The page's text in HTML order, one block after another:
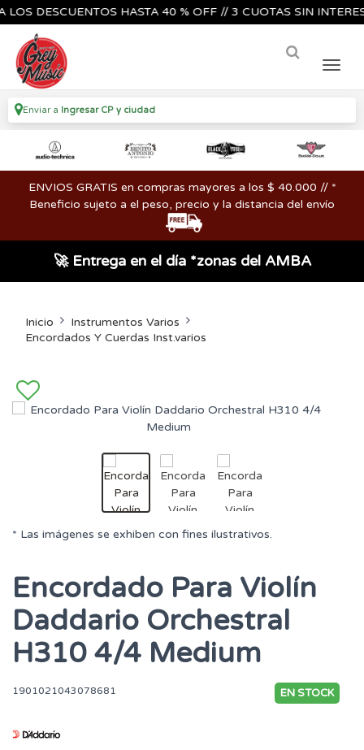
DESCUENTOS HASTA 40 % OFF // 3 CUOTAS SIN
Enviar a Ingresar CP y ciudad
ENVIOS GRATIS en compras mayores a los $ 40.000 // *
Beneficio sujeto a el peso, precio y la distancia del envío
🚀 Entrega en el día *zonas del AMBA
Inicio
Instrumentos Varios
Encordados Y Cuerdas Inst.varios
* Las imágenes se exhiben con fines ilustrativos.
Encordado Para Violín
Daddario Orchestral
H310 4/4 Medium
1901021043078681 EN STOCK